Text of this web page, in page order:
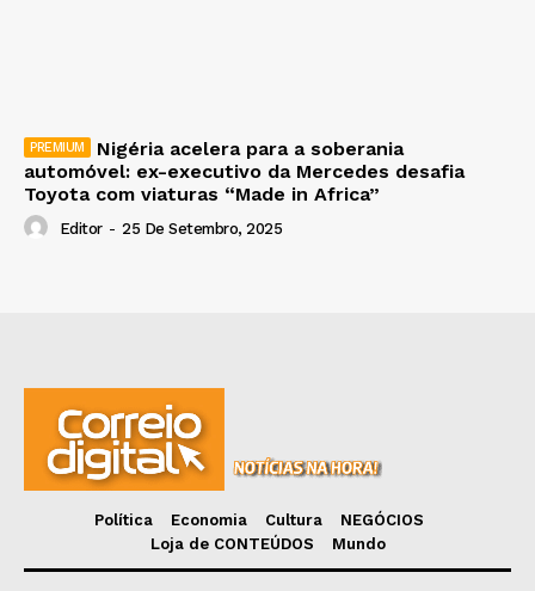
Nigéria acelera para a soberania
automóvel: ex-executivo da Mercedes desafia
Toyota com viaturas “Made in Africa”
Editor - 25 De Setembro, 2025
Política Economia Cultura
NEGÓCIOS
Loja de CONTEÚDOS
Mundo